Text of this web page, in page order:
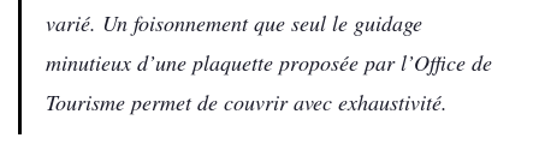
varié. Un foisonnement que seul le guidage
minutieux d’une plaquette proposée par l’Office de
Tourisme permet de couvrir avec exhaustivité.